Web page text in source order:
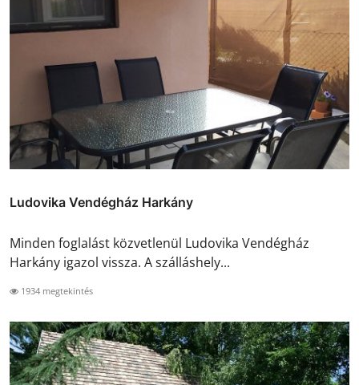
Ludovika Vendégház Harkány
Minden foglalást közvetlenül Ludovika Vendégház
Harkány igazol vissza. A szálláshely...
1934 megtekintés